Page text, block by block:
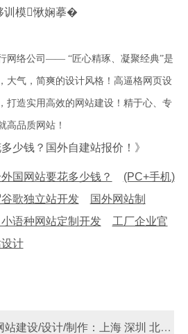
训模愀娴摹�
网络公司—— “匠心精琢、凝聚经典”是
大气，简爽的设计风格！高逼格网页设
打造实用高效的网站建设！精于心、专
高品质网站！
少钱？国外自建站报价！》
国网站要花多少钱？
(PC+手机)
歌独立站开发
国外网站制
语种网站定制开发
工厂企业官
计
站建设/设计/制作：上海 深圳 北京